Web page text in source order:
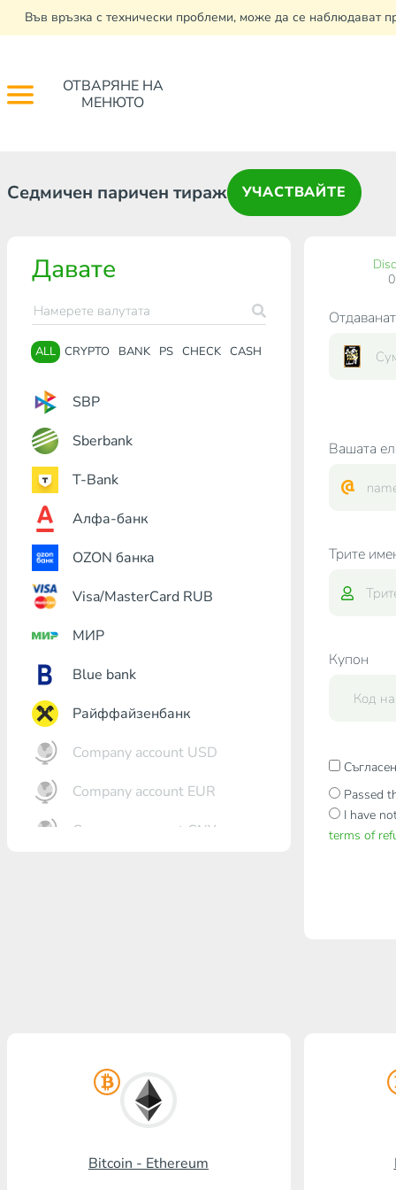
Във връзка с технически проблеми, може да се наблюдават
ОТВАРЯНЕ НА
МЕНЮТО
Седмичен паричен тираж УЧАСТВАЙТЕ
Давате
ALL CRYPTO BANK PS CHECK CASH
SBP
Sberbank
T-Bank
Алфа-банк
OZON банка
Visa/MasterCard RUB
МИР
Blue bank
Райффайзенбанк
Company account USD
Company account EUR
Company account CNY
Россельхозбанк
Visa/MasterCard KGS
Вашата
Трите
Купон
Passed
I have
terms of
Bitcoin - Ethereum